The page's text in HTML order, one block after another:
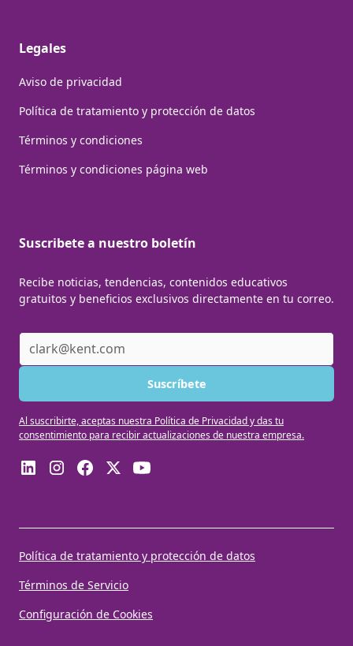
Legales
Aviso de privacidad
Política de tratamiento y protección de datos
Términos y condiciones
Términos y condiciones página web
Suscribete a nuestro boletín
Recibe noticias, tendencias, contenidos educativos
gratuitos y beneficios exclusivos directamente en tu correo.
Al suscribirte, aceptas nuestra Política de Privacidad y das tu
consentimiento para recibir actualizaciones de nuestra empresa.
Política de tratamiento y protección de datos
Términos de Servicio
Configuración de Cookies